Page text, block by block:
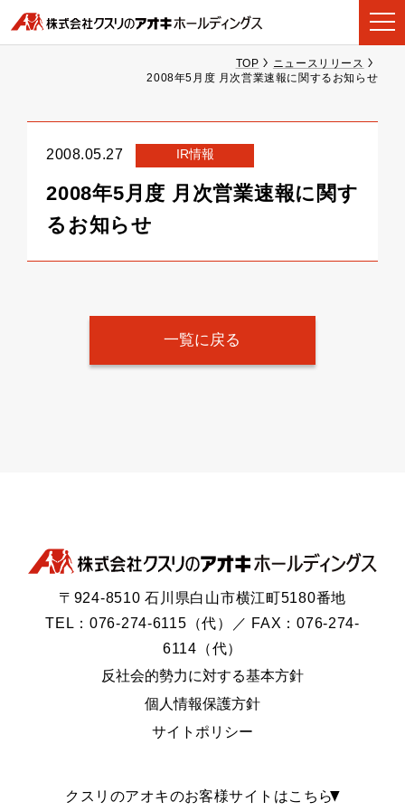
TOP
ニュースリリース
2008年5月度 月次営業速報に関するお知らせ
2008.05.27 IR情報
2008年5月度 月次営業速報に関す
るお知らせ
一覧に戻る
〒924-8510 石川県白山市横江町5180番地
TEL：076-274-6115（代）／ FAX：076-274-
6114（代）
反社会的勢力に対する基本方針
個人情報保護方針
サイトポリシー
クスリのアオキのお客様サイトはこちら